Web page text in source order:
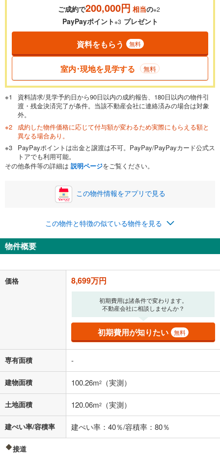
0.01%
一般的には最長35年まで借り入れ可能です。多くの金融機関
が完済時の年齢は80歳までを条件としています。
閉じる
頭金 万円
0万円 8,699万円
自己資金から住宅購入にかけられる金額を入力してくださ
い。一般的には物件価格の2割までが目安です。
閉じる
ボーナス
万円
0円
ナス時の増額分（1回分）を入力してください。
ボーナス払いの限度額は金融機関によって異なります。
閉じる
月々の返済額
上、ご自身での入力をお願いいたします。初期設定で自動入力されてい
る値は、実際の金融機関等における貸出金利とは何ら関係がなく、実際
の金融機関等における貸出金利を何ら保証するものではありません。返
済方法「元利均等返済」にて算出しております。入力された金利を35年
適用した場合の計算結果を表示しています。
その他月額費用や、初期費用がかかります。ご注意ください。実際にお
借り入れの際は各金融機関等に、必ずご自身でご確認をお願いいたしま
す。
条件によってお借り入れができないことがあります。
不動産会社に購入相談をする
閉じる
ご成約で200,000円 相当の※2
PayPayポイント※3 プレゼント
資料をもらう 無料
室内･現地を見学する 無料
資料請求/見学予約日から90日以内の成約報告、180日以内の物件引
渡・残金決済完了が条件。当該不動産会社に連絡済みの場合は対象
外。
成約した物件価格に応じて付与額が変わるため実際にもらえる額と
異なる場合あり。
PayPayポイントは出金と譲渡は不可。PayPay/PayPayカード公式ス
トアでも利用可能。
その他条件等の詳細は 説明ページをご覧ください。
この物件情報をアプリで見る
この物件と特徴の似ている物件を見る
物件概要
価格 8,699万円
初期費用は諸条件で変わります。
不動産会社に相談しませんか？
初期費用が知りたい 無料
専有面積 -
建物面積 100.26m2 （実測）
土地面積 120.06m2 （実測）
建ぺい率/容積率 建ぺい率：40％/容積率：80％
接道